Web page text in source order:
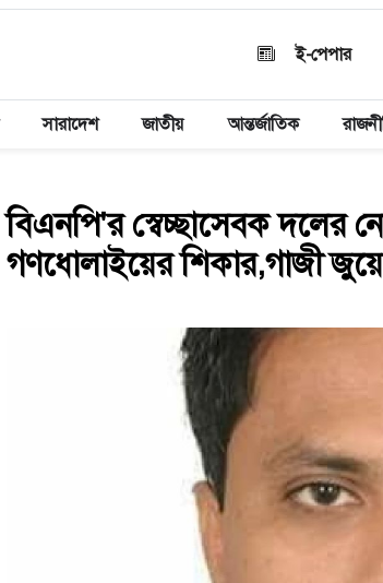
ই-পেপার
সারাদেশ জাতীয় আন্তর্জাতিক
বিএনপি'র স্বেচ্ছাসেবক দলের
গণধোলাইয়ের শিকার,গাজী